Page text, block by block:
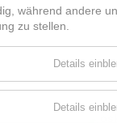
während andere
zu stellen.
Details
Details